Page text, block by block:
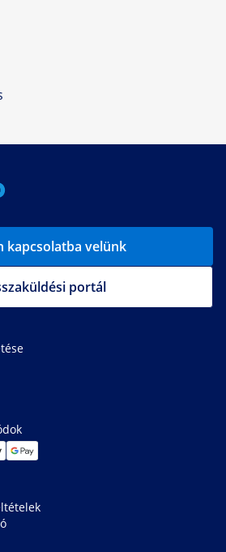
kapcsolatba velünk
portál